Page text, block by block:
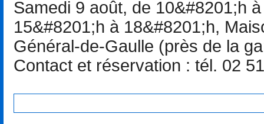
Samedi 9 août, de 10&#8201;h
15&#8201;h à 18&#8201;h,
Général-de-Gaulle (près de la
Contact et réservation : tél. 02